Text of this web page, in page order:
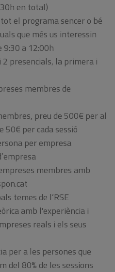
en total)
el programa sencer o bé
que més us interessin
9:30 a 12:00h
presencials, la primera i
membres de
preu de 500€ per al
50€ per cada sessió
per empresa
membres amb
temes de l’RSE
amb l'experiència i
reals i els seus
per a les persones que
del 80% de les sessions